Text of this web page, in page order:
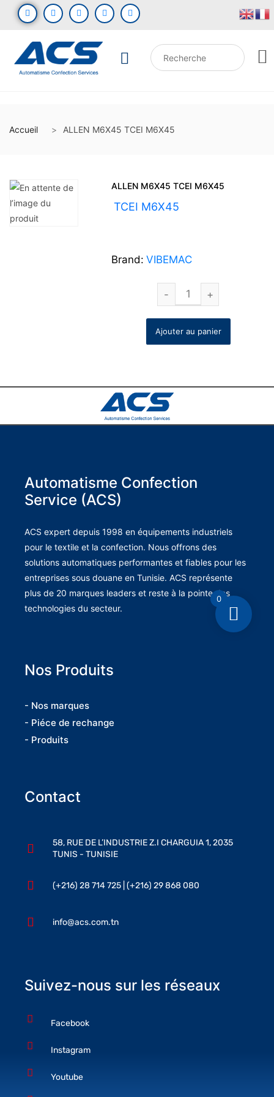
Accueil ALLEN M6X45 TCEI M6X45
ALLEN M6X45 TCEI M6X45
UGS :TCEI M6X45
Brand: VIBEMAC
Ajouter au panier
Automatisme Confection
Service (ACS)
ACS expert depuis 1998 en équipements industriels
pour le textile et la confection. Nous offrons des
solutions automatiques performantes et fiables pour les
entreprises sous douane en Tunisie. ACS représente
plus de 20 marques leaders et reste à la pointe des
technologies du secteur.
Nos Produits
- Nos marques
- Piéce de rechange
- Produits
Contact
58, RUE DE L’INDUSTRIE Z.I CHARGUIA 1, 2035
TUNIS - TUNISIE
(+216) 28 714 725 | (+216) 29 868 080
info@acs.com.tn
Suivez-nous sur les réseaux
Facebook
Instagram
Youtube
0